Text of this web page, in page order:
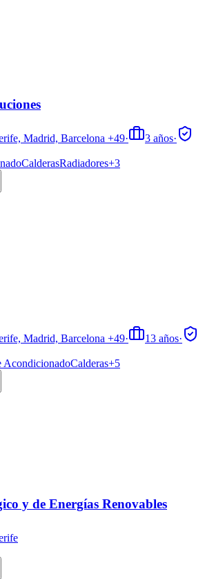
Madrid, Barcelona +49· 3 años·
CalderasRadiadores+3
Madrid, Barcelona +49· 13 años·
AcondicionadoCalderas+5
y de Energías Renovables